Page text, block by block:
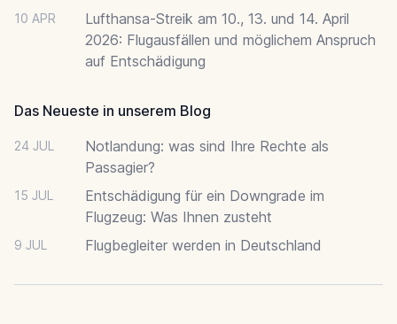
10 APR
Lufthansa-Streik am 10., 13. und 14. April
2026: Flugausfällen und möglichem Anspruch
auf Entschädigung
Das Neueste in unserem Blog
24 JUL
Notlandung: was sind Ihre Rechte als
Passagier?
15 JUL
Entschädigung für ein Downgrade im
Flugzeug: Was Ihnen zusteht
9 JUL Flugbegleiter werden in Deutschland